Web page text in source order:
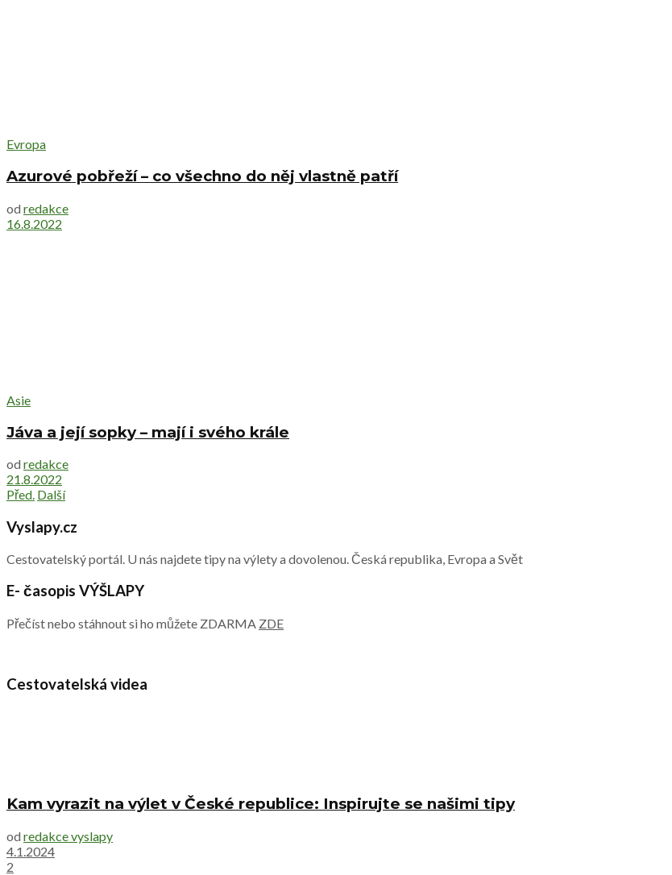
Evropa
Azurové pobřeží – co všechno do něj vlastně patří
od redakce
16.8.2022
Asie
Jáva a její sopky – mají i svého krále
od redakce
21.8.2022
Před. Další
Vyslapy.cz
Cestovatelský portál. U nás najdete tipy na výlety a dovolenou. Česká republika, Evropa a Svět
E- časopis VÝŠLAPY
Přečíst nebo stáhnout si ho můžete ZDARMA ZDE
Cestovatelská videa
Kam vyrazit na výlet v České republice: Inspirujte se našimi tipy
od redakce vyslapy
4.1.2024
2